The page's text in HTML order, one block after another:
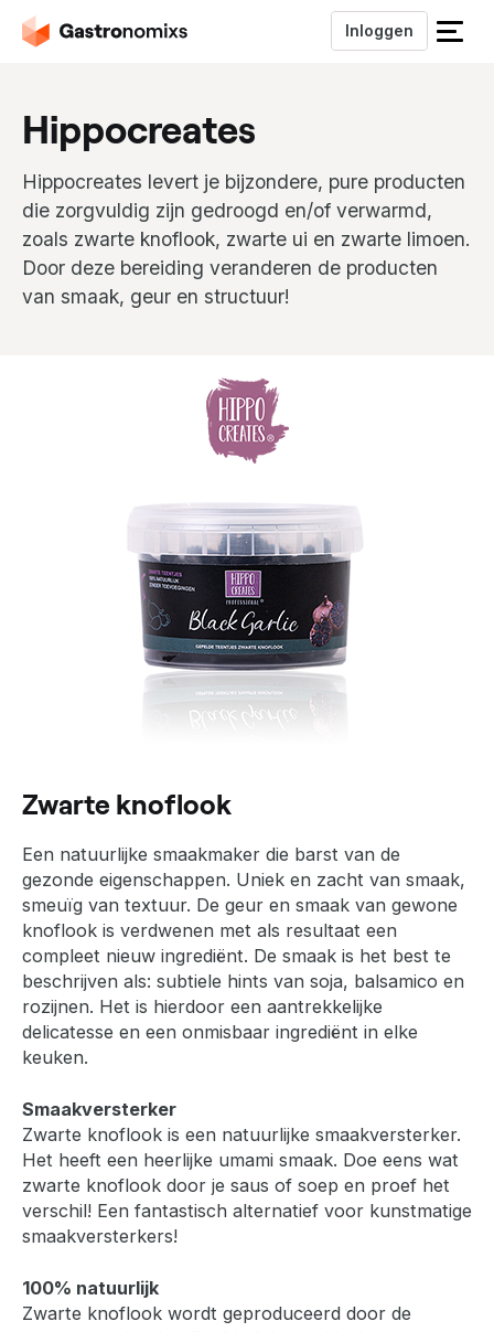
Inloggen
S
e
t
m
e
Hippocreates
Hippocreates levert je bijzondere, pure producten
die zorgvuldig zijn gedroogd en/of verwarmd,
zoals zwarte knoflook, zwarte ui en zwarte limoen.
Door deze bereiding veranderen de producten
van smaak, geur en structuur!
Zwarte knoflook
Een natuurlijke smaakmaker die barst van de
gezonde eigenschappen. Uniek en zacht van smaak,
smeuïg van textuur. De geur en smaak van gewone
knoflook is verdwenen met als resultaat een
compleet nieuw ingrediënt. De smaak is het best te
beschrijven als: subtiele hints van soja, balsamico en
rozijnen. Het is hierdoor een aantrekkelijke
delicatesse en een onmisbaar ingrediënt in elke
keuken.
Smaakversterker
Zwarte knoflook is een natuurlijke smaakversterker.
Het heeft een heerlijke umami smaak. Doe eens wat
zwarte knoflook door je saus of soep en proef het
verschil! Een fantastisch alternatief voor kunstmatige
smaakversterkers!
100% natuurlijk
Zwarte knoflook wordt geproduceerd door de